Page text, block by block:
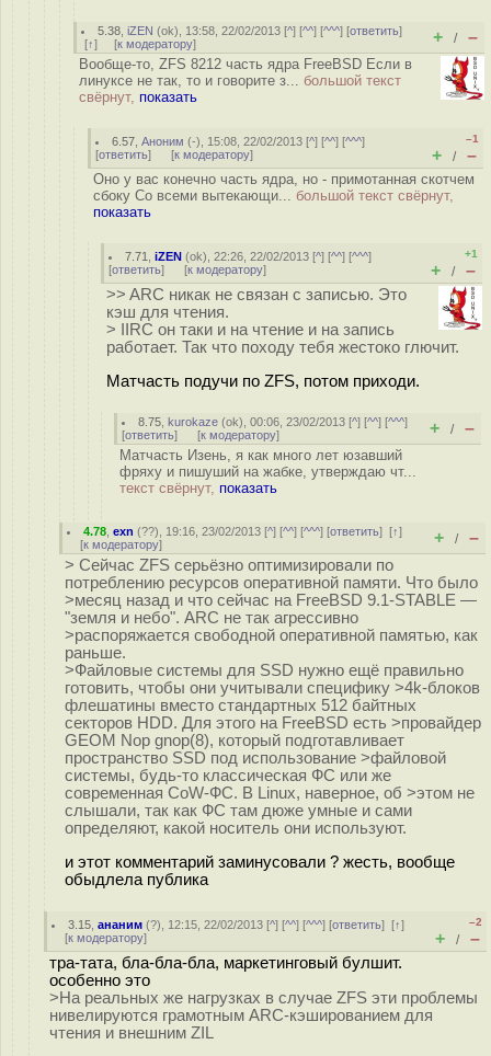
5.38 ,iZEN (ok), 13:58, 22/02/2013 [^] [^^] [^^^] [ответить]
[↑] [к модератору] + / –
Вообще-то, ZFS 8212 часть ядра FreeBSD Если в
линуксе не так, то и говорите з... большой текст
свёрнут, показать
6.57 ,Аноним (-), 15:08, 22/02/2013 [^] [^^] [^^^]
[ответить] [к модератору]
–1
+ / –
Оно у вас конечно часть ядра, но - примотанная скотчем
сбоку Со всеми вытекающи... большой текст свёрнут,
показать
7.71 ,iZEN (ok), 22:26, 22/02/2013 [^] [^^] [^^^]
[ответить] [к модератору]
+1
+ / –
>> ARC никак не связан с записью. Это
кэш для чтения.
> IIRC он таки и на чтение и на запись
работает. Так что походу тебя жестоко глючит.
Матчасть подучи по ZFS, потом приходи.
8.75 ,kurokaze (ok), 00:06, 23/02/2013 [^] [^^] [^^^]
[ответить] [к модератору] + / –
Матчасть Изень, я как много лет юзавший
фряху и пишуший на жабке, утверждаю чт...
текст свёрнут, показать
4.78 ,exn (??), 19:16, 23/02/2013 [^] [^^] [^^^] [ответить][↑]
[к модератору] + / –
> Сейчас ZFS серьёзно оптимизировали по
потреблению ресурсов оперативной памяти. Что было
>месяц назад и что сейчас на FreeBSD 9.1-STABLE —
"земля и небо". ARC не так агрессивно
>распоряжается свободной оперативной памятью, как
раньше.
>Файловые системы для SSD нужно ещё правильно
готовить, чтобы они учитывали специфику >4k-блоков
флешатины вместо стандартных 512 байтных
секторов HDD. Для этого на FreeBSD есть >провайдер
GEOM Nop gnop(8), который подготавливает
пространство SSD под использование >файловой
системы, будь-то классическая ФС или же
современная CoW-ФС. В Linux, наверное, об >этом не
слышали, так как ФС там дюже умные и сами
определяют, какой носитель они используют.
и этот комментарий заминусовали ? жесть, вообще
обыдлела публика
3.15 ,ананим (?), 12:15, 22/02/2013 [^] [^^] [^^^] [ответить][↑]
[к модератору]
–2
+ / –
тра-тата, бла-бла-бла, маркетинговый булшит.
особенно это
>На реальных же нагрузках в случае ZFS эти проблемы
нивелируются грамотным ARC-кэшированием для
чтения и внешним ZIL